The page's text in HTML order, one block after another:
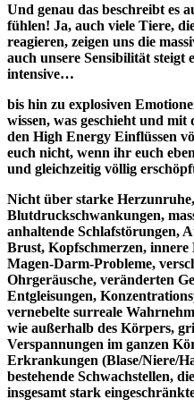
Und genau das beschreibt es
fühlen! Ja, auch viele Tiere,
reagieren, zeigen uns die
auch unsere Sensibilität steigt
intensive…
bis hin zu explosiven
wissen, was geschieht und mit
den High Energy Einflüssen
euch nicht, wenn ihr euch
und gleichzeitig völlig
Nicht über starke
Blutdruckschwankungen,
anhaltende Schlafstörungen,
Brust, Kopfschmerzen,
Magen-Darm-Probleme,
Ohrgeräusche, veränderten
Entgleisungen,
vernebelte surreale
wie außerhalb des Körpers,
Verspannungen im ganzen
Erkrankungen (Blase/Niere/
bestehende Schwachstellen,
insgesamt stark